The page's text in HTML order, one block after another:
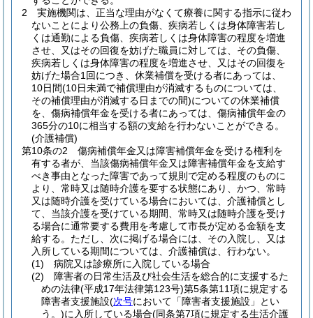
2
実施機関は、正当な理由がなくて療養に関する指示に従わ
ないことにより公務上の負傷、疾病若しくは身体障害若し
くは通勤による負傷、疾病若しくは身体障害の程度を増進
させ、又はその回復を妨げた職員に対しては、その負傷、
疾病若しくは身体障害の程度を増進させ、又はその回復を
妨げた場合1回につき、休業補償を受ける者にあっては、
10日間(10日未満で補償理由が消滅するものについては、
その補償理由が消滅する日までの間)についての休業補償
を、傷病補償年金を受ける者にあっては、傷病補償年金の
365分の10に相当する額の支給を行わないことができる。
(介護補償)
第10条の2
傷病補償年金又は障害補償年金を受ける権利を
有する者が、当該傷病補償年金又は障害補償年金を支給す
べき事由となった障害であって規則で定める程度のものに
より、常時又は随時介護を要する状態にあり、かつ、常時
又は随時介護を受けている場合においては、介護補償とし
て、当該介護を受けている期間、常時又は随時介護を受け
る場合に通常要する費用を考慮して市長が定める金額を支
給する。 ただし、次に掲げる場合には、その入院し、又は
入所している期間については、介護補償は、行わない。
(1)
病院又は診療所に入院している場合
(2)
障害者の日常生活及び社会生活を総合的に支援するた
めの法律(平成17年法律第123号)第5条第11項に規定する
障害者支援施設(次号において「障害者支援施設」とい
う。)に入所している場合(同条第7項に規定する生活介護